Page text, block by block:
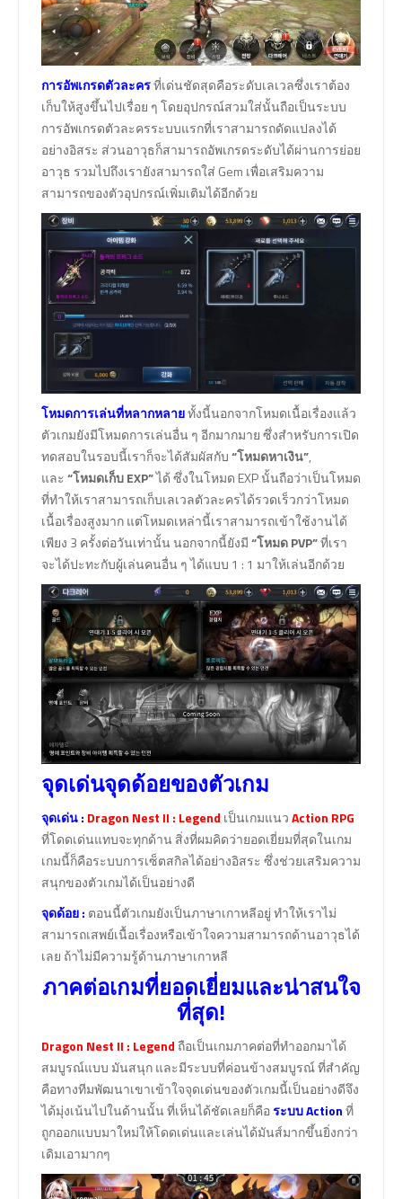
การอัพเกรดตัวละครที่เด่นชัดสุดคือระดับเลเวลซึ่งเราต้อง
เก็บให้สูงขึ้นไปเรื่อย ๆ โดยอุปกรณ์สวมใส่นั้นถือเป็นระบบ
การอัพเกรดตัวละครระบบแรกที่เราสามารถดัดแปลงได้
อย่างอิสระ ส่วนอาวุธก็สามารถอัพเกรดระดับได้ผ่านการย่อย
อาวุธ รวมไปถึงเรายังสามารถใส่ Gem เพื่อเสริมความ
สามารถของตัวอุปกรณ์เพิ่มเติมได้อีกด้วย
โหมดการเล่นที่หลากหลายทั้งนี้นอกจากโหมดเนื้อเรื่องแล้ว
ตัวเกมยังมีโหมดการเล่นอื่น ๆ อีกมากมาย ซึ่งสำหรับการเปิด
ทดสอบในรอบนี้เราก็จะได้สัมผัสกับ“โหมดหาเงิน”,
และ “โหมดเก็บ EXP”ได้ ซึ่งในโหมด EXP นั้นถือว่าเป็นโหมด
ที่ทำให้เราสามารถเก็บเลเวลตัวละครได้รวดเร็วกว่าโหมด
เนื้อเรื่องสูงมาก แต่โหมดเหล่านี้เราสามารถเข้าใช้งานได้
เพียง 3 ครั้งต่อวันเท่านั้น นอกจากนี้ยังมี“โหมด PVP”ที่เรา
จะได้ปะทะกับผู้เล่นคนอื่น ๆ ได้แบบ 1 : 1 มาให้เล่นอีกด้วย
จุดเด่นจุดด้อยของตัวเกม
จุดเด่น: Dragon Nest II : Legend เป็นเกมแนวAction RPG
ที่โดดเด่นแทบจะทุกด้าน สิ่งที่ผมคิดว่ายอดเยี่ยมที่สุดในเกม
เกมนี้ก็คือระบบการเซ็ตสกิลได้อย่างอิสระ ซึ่งช่วยเสริมความ
สนุกของตัวเกมได้เป็นอย่างดี
จุดด้อย: ตอนนี้ตัวเกมยังเป็นภาษาเกาหลีอยู่ ทำให้เราไม่
สามารถเสพย์เนื้อเรื่องหรือเข้าใจความสามารถด้านอาวุธได้
เลย ถ้าไม่มีความรู้ด้านภาษาเกาหลี
ภาคต่อเกมที่ยอดเยี่ยมและน่าสนใจ
ที่สุด!
Dragon Nest II : Legendถือเป็นเกมภาคต่อที่ทำออกมาได้
สมบูรณ์แบบ มันสนุก และมีระบบที่ค่อนข้างสมบูรณ์ ที่สำคัญ
คือทางทีมพัฒนาเขาเข้าใจจุดเด่นของตัวเกมนี้เป็นอย่างดีจึง
ได้มุ่งเน้นไปในด้านนั้น ที่เห็นได้ชัดเลยก็คือระบบ Actionที่
ถูกออกแบบมาใหม่ให้โดดเด่นและเล่นได้มันส์มากขึ้นยิ่งกว่า
เดิมเอามากๆ